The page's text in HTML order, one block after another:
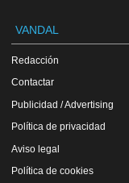
VANDAL
Redacción
Contactar
Publicidad / Advertising
Política de privacidad
Aviso legal
Política de cookies